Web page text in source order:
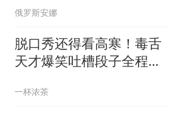
俄罗斯安娜
脱口秀还得看高寒！毒舌
天才爆笑吐槽段子全程笑
一杯浓茶